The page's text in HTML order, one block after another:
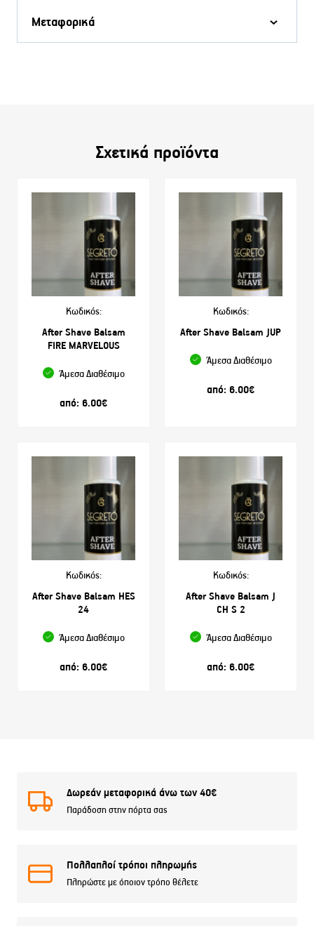
Μεταφορικά
Σχετικά προϊόντα
Κωδικός:
After Shave Balsam
FIRE MARVELOUS
Άμεσα Διαθέσιμο
από: 6.00€
Κωδικός:
After Shave Balsam JUP
Άμεσα Διαθέσιμο
από: 6.00€
Κωδικός:
After Shave Balsam HES
24
Άμεσα Διαθέσιμο
από: 6.00€
Κωδικός:
After Shave Balsam J
CH S 2
Άμεσα Διαθέσιμο
από: 6.00€
Δωρεάν μεταφορικά άνω των 40€
Παράδοση στην πόρτα σας
Πολλαπλοί τρόποι πληρωμής
Πληρώστε με όποιον τρόπο θέλετε